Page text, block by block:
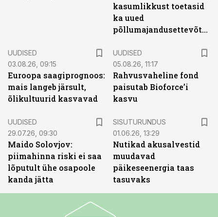
kasumlikkust toetasid
ka uued
põllumajandusettevõtted
UUDISED
03.08.26, 09:15
Euroopa saagiprognoos:
mais langeb järsult,
õlikultuurid kasvavad
UUDISED
05.08.26, 11:17
Rahvusvaheline fond
paisutab Bioforce’i
kasvu
UUDISED
29.07.26, 09:30
Maido Solovjov:
piimahinna riski ei saa
lõputult ühe osapoole
kanda jätta
SISUTURUNDUS
01.06.26, 13:29
Nutikad akusalvestid
muudavad
päikeseenergia taas
tasuvaks